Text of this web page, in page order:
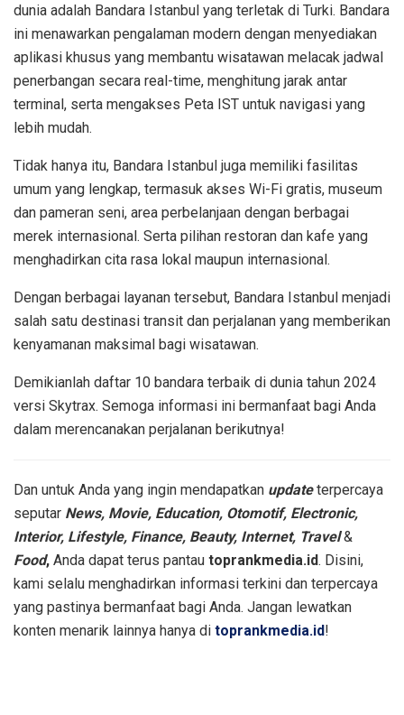
dunia adalah Bandara Istanbul yang terletak di Turki. Bandara
ini menawarkan pengalaman modern dengan menyediakan
aplikasi khusus yang membantu wisatawan melacak jadwal
penerbangan secara real-time, menghitung jarak antar
terminal, serta mengakses Peta IST untuk navigasi yang
lebih mudah.
Tidak hanya itu, Bandara Istanbul juga memiliki fasilitas
umum yang lengkap, termasuk akses Wi-Fi gratis, museum
dan pameran seni, area perbelanjaan dengan berbagai
merek internasional. Serta pilihan restoran dan kafe yang
menghadirkan cita rasa lokal maupun internasional.
Dengan berbagai layanan tersebut, Bandara Istanbul menjadi
salah satu destinasi transit dan perjalanan yang memberikan
kenyamanan maksimal bagi wisatawan.
Demikianlah daftar 10 bandara terbaik di dunia tahun 2024
versi Skytrax. Semoga informasi ini bermanfaat bagi Anda
dalam merencanakan perjalanan berikutnya!
Dan untuk Anda yang ingin mendapatkan updateterpercaya
seputar News, Movie, Education, Otomotif, Electronic,
Interior, Lifestyle, Finance, Beauty, Internet, Travel&
Food, Anda dapat terus pantau toprankmedia.id. Disini,
kami selalu menghadirkan informasi terkini dan terpercaya
yang pastinya bermanfaat bagi Anda. Jangan lewatkan
konten menarik lainnya hanya di toprankmedia.id!